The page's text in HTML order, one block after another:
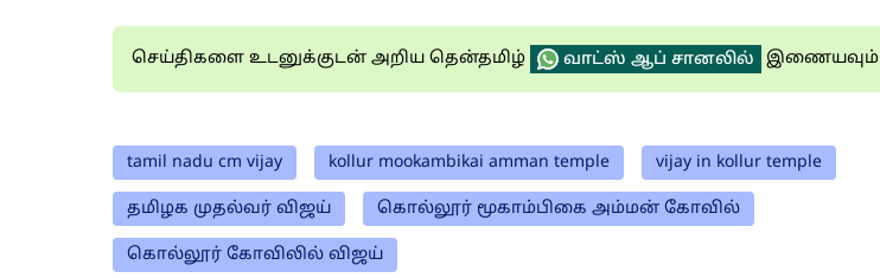
செய்திகளை உடனுக்குடன் அறிய தென்தமிழ் வாட்ஸ் ஆப் சானலில் இணையவும்
tamil nadu cm vijay kollur mookambikai amman temple vijay in kollur temple
தமிழக முதல்வர் விஜய் கொல்லூர் மூகாம்பிகை அம்மன் கோவில்
கொல்லூர் கோவிலில் விஜய்